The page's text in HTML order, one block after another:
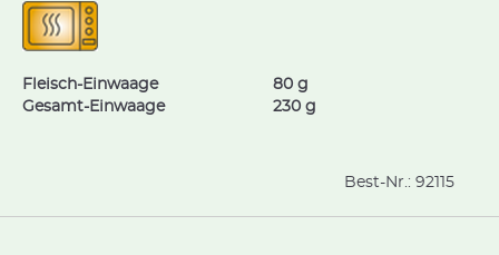
Fleisch-Einwaage
80 g
Gesamt-Einwaage
230 g
Best-Nr.: 92115